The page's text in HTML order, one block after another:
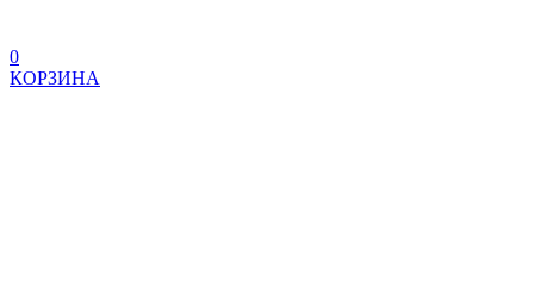
0
КОРЗИНА